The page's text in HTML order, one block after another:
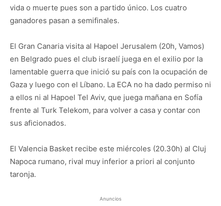
vida o muerte pues son a partido único. Los cuatro
ganadores pasan a semifinales.
El Gran Canaria visita al Hapoel Jerusalem (20h, Vamos)
en Belgrado pues el club israelí juega en el exilio por la
lamentable guerra que inició su país con la ocupación de
Gaza y luego con el Líbano. La ECA no ha dado permiso ni
a ellos ni al Hapoel Tel Aviv, que juega mañana en Sofía
frente al Turk Telekom, para volver a casa y contar con
sus aficionados.
El Valencia Basket recibe este miércoles (20.30h) al Cluj
Napoca rumano, rival muy inferior a priori al conjunto
taronja.
Anuncios